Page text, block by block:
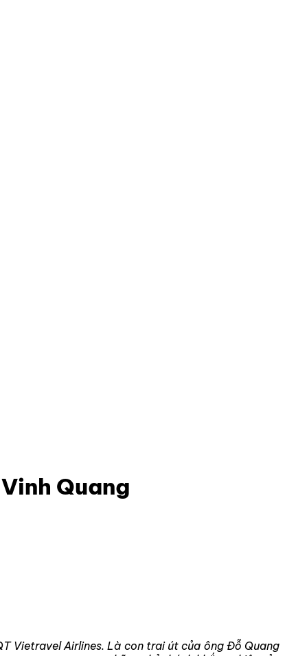
Quang
Vietravel Airlines. Là con trai út của ông Đỗ Quang